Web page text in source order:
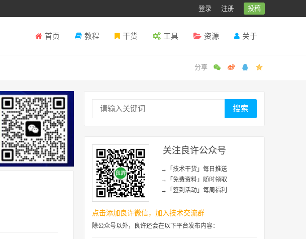
登录 注册 投稿
首页 教程 干货 工具 资源 关于
搜索
关注良许公众号
→「技术干货」每日推送
→「免费资料」随时领取
→「签到活动」每周福利
点击添加良许微信，加入技术交流群
除公众号以外，良许还会在以下平台发布内容：